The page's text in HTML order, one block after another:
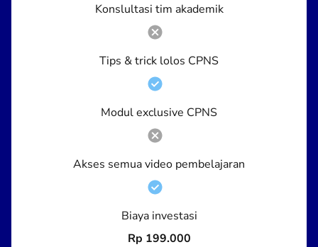
Konslultasi tim akademik
Tips & trick lolos CPNS
Modul exclusive CPNS
Akses semua video pembelajaran
Biaya investasi
Rp 199.000